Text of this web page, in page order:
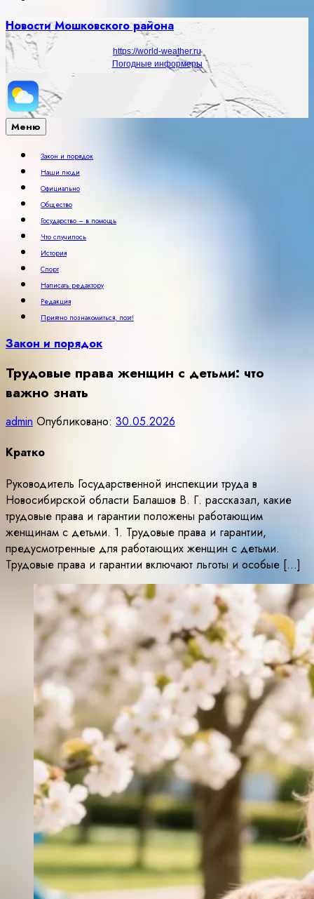
Новости Мошковского района
https://world-weather.ru
Погодные информеры
Меню
Закон и порядок
Наши люди
Официально
Общество
Государство – в помощь
Что случилось
История
Спорт
Написать редактору
Редакция
Приятно познакомиться, поэт!
Закон и порядок
Трудовые права женщин с детьми: что
важно знать
admin Опубликовано: 30.05.2026
Кратко
Руководитель Государственной инспекции труда в
Новосибирской области Балашов В. Г. рассказал, какие
трудовые права и гарантии положены работающим
женщинам с детьми. 1. Трудовые права и гарантии,
предусмотренные для работающих женщин с детьми.
Трудовые права и гарантии включают льготы и особые […]